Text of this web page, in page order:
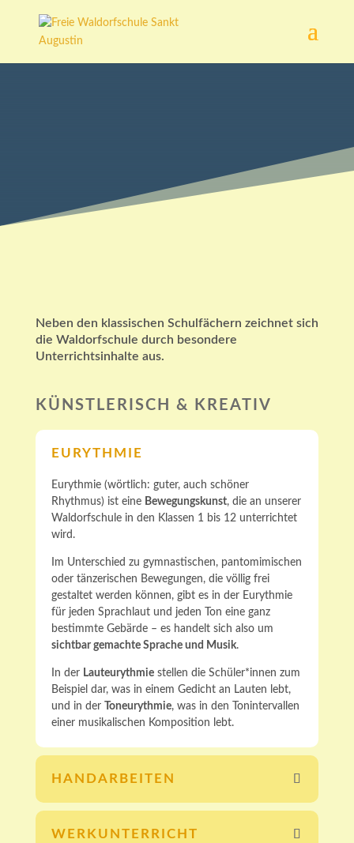
Neben den klassischen Schulfächern zeichnet sich
die Waldorfschule durch besondere
Unterrichtsinhalte aus.
KÜNSTLERISCH & KREATIV
EURYTHMIE
Eurythmie (wörtlich: guter, auch schöner
Rhythmus) ist eine Bewegungskunst, die an unserer
Waldorfschule in den Klassen 1 bis 12 unterrichtet
wird.
Im Unterschied zu gymnastischen, pantomimischen
oder tänzerischen Bewegungen, die völlig frei
gestaltet werden können, gibt es in der Eurythmie
für jeden Sprachlaut und jeden Ton eine ganz
bestimmte Gebärde – es handelt sich also um
sichtbar gemachte Sprache und Musik.
In der Lauteurythmiestellen die Schüler*innen zum
Beispiel dar, was in einem Gedicht an Lauten lebt,
und in der
Toneurythmie, was in den Tonintervallen
einer musikalischen Komposition lebt.
HANDARBEITEN
WERKUNTERRICHT